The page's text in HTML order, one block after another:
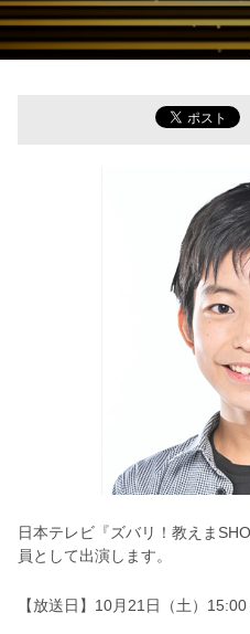
日本テレビ『ズバリ！教えま
員として出演します。
【放送日】10月21日（土）